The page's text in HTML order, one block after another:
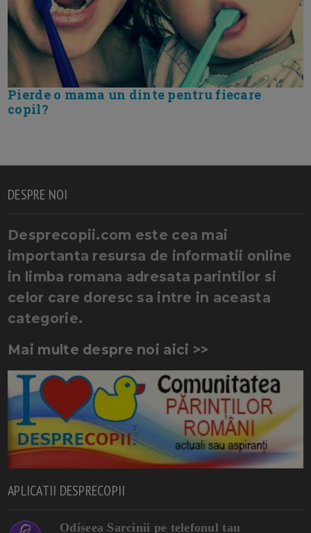
Pierde o mama un dinte pentru fiecare
copil?
DESPRE NOI
Desprecopii.com este cea mai
importanta resursa de informatii online
in limba romana adresata parintilor si
celor care doresc sa intre in aceasta
categorie.
Mai multe despre noi aici >>
APLICATII DESPRECOPII
Odiseea Sarcinii pe telefonul tau